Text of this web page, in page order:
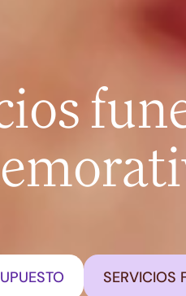
SERVICIOS